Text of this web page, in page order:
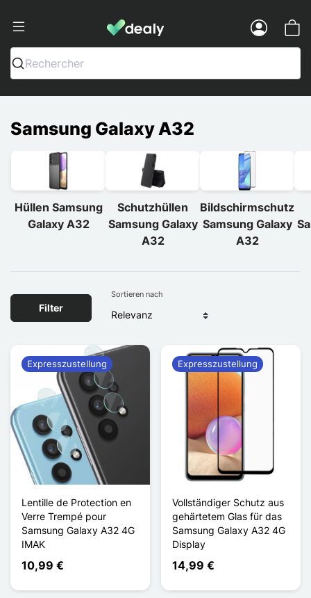
Dealy - Hüllen und Zubehör für
Rechercher
Samsung Galaxy A32
Hüllen Samsung
Galaxy A32
Schutzhüllen
Samsung Galaxy
A32
Bildschirmschutz
Samsung Galaxy
A32
Filter
Sortieren nach
Lentille de Protection en
Verre Trempé pour
Samsung Galaxy A32 4G
IMAK
10,99 €
Expresszustellung
Vollständiger Schutz aus
gehärtetem Glas für das
Samsung Galaxy A32 4G
Display
14,99 €
Expresszustellung